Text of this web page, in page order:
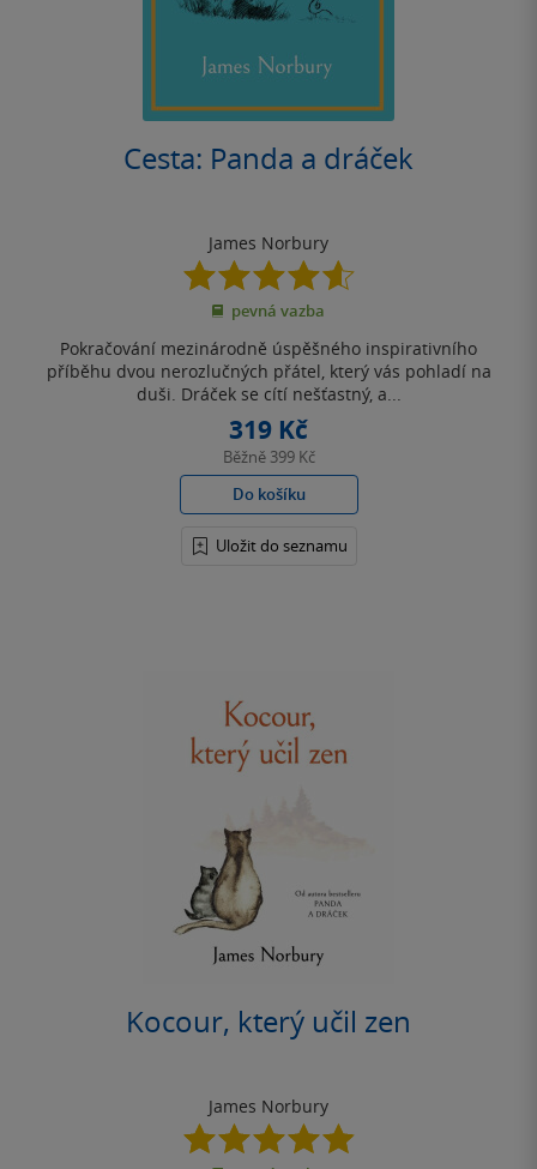
Cesta: Panda a dráček
James Norbury
4.6
z
5
pevná vazba
Pokračování mezinárodně úspěšného inspirativního
příběhu dvou nerozlučných přátel, který vás pohladí na
duši. Dráček se cítí nešťastný, a...
319 Kč
Běžně 399 Kč
Do košíku
Uložit do seznamu
Kocour, který učil zen
James Norbury
4.9
z